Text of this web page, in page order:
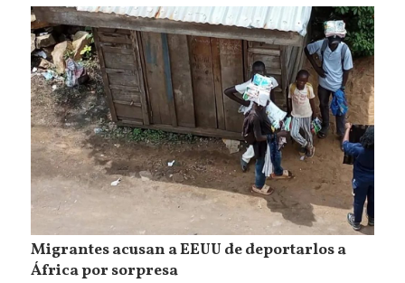
Migrantes acusan a EEUU de deportarlos a
África por sorpresa